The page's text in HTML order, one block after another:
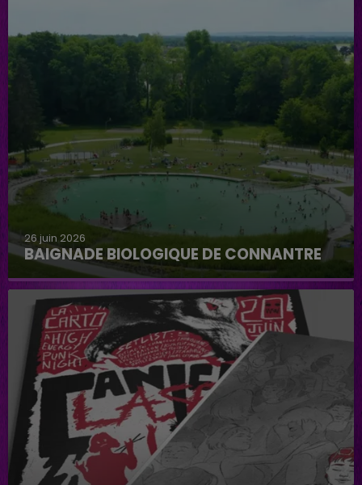
26 juin 2026
BAIGNADE BIOLOGIQUE DE CONNANTRE
Baignade biologique de Connantre